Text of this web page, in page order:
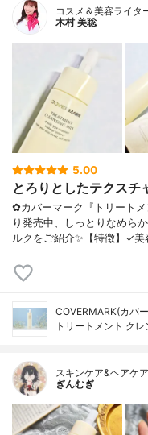
コスメ＆美容ライ
木村 美聡
5.00
とろりとしたテクスチ
✿カバーマーク『トリート
り発売中、しっとりなめら
ルクをご紹介✨【特徴】✓
COVERMARK(カバ
トリートメント ク
スキンケア&ヘアケ
ぎんむぎ